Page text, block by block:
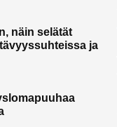
näin selätät
ja